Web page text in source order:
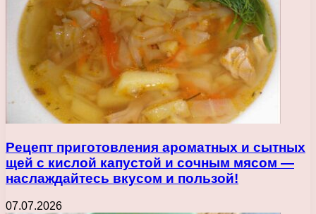
Рецепт приготовления ароматных и сытных
щей с кислой капустой и сочным мясом —
наслаждайтесь вкусом и пользой!
07.07.2026